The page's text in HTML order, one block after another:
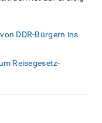
DDR-Bürgern ins
Reisegesetz-